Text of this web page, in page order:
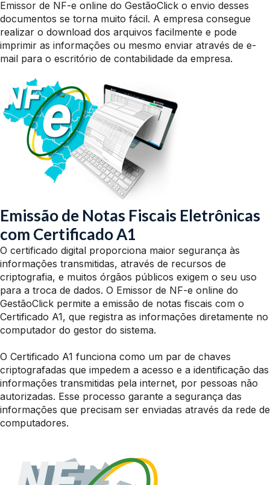
Emissor de NF-e online do GestãoClick o envio desses
documentos se torna muito fácil. A empresa consegue
realizar o download dos arquivos facilmente e pode
imprimir as informações ou mesmo enviar através de e-
mail para o escritório de contabilidade da empresa.
Emissão de Notas Fiscais Eletrônicas
com Certificado A1
O certificado digital proporciona maior segurança às
informações transmitidas, através de recursos de
criptografia, e muitos órgãos públicos exigem o seu uso
para a troca de dados. O Emissor de NF-e online do
GestãoClick permite a emissão de notas fiscais com o
Certificado A1, que registra as informações diretamente no
computador do gestor do sistema.
O Certificado A1 funciona como um par de chaves
criptografadas que impedem a acesso e a identificação das
informações transmitidas pela internet, por pessoas não
autorizadas. Esse processo garante a segurança das
informações que precisam ser enviadas através da rede de
computadores.